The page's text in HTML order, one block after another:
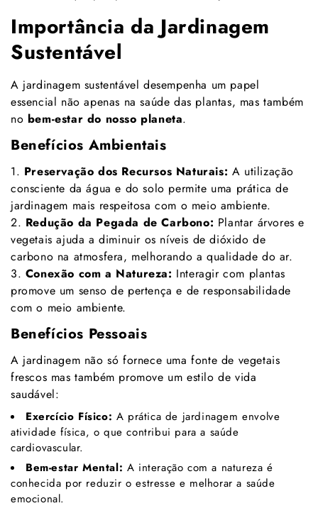
Importância da Jardinagem
Sustentável
A jardinagem sustentável desempenha um papel
essencial não apenas na saúde das plantas, mas também
no bem-estar do nosso planeta.
Benefícios Ambientais
1. Preservação dos Recursos Naturais: A utilização
consciente da água e do solo permite uma prática de
jardinagem mais respeitosa com o meio ambiente.
2. Redução da Pegada de Carbono: Plantar árvores e
vegetais ajuda a diminuir os níveis de dióxido de
carbono na atmosfera, melhorando a qualidade do ar.
3. Conexão com a Natureza: Interagir com plantas
promove um senso de pertença e de responsabilidade
com o meio ambiente.
Benefícios Pessoais
A jardinagem não só fornece uma fonte de vegetais
frescos mas também promove um estilo de vida
saudável:
Exercício Físico: A prática de jardinagem envolve
atividade física, o que contribui para a saúde
cardiovascular.
Bem-estar Mental: A interação com a natureza é
conhecida por reduzir o estresse e melhorar a saúde
emocional.